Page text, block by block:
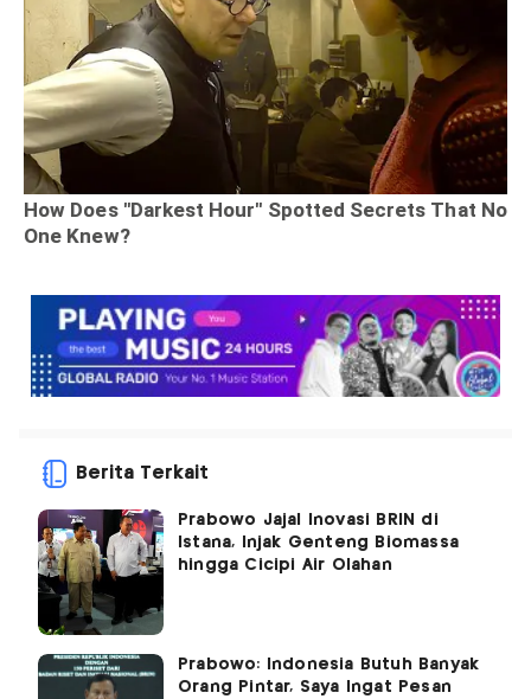
Berita Terkait
Prabowo Jajal Inovasi BRIN di
Istana, Injak Genteng Biomassa
hingga Cicipi Air Olahan
Prabowo: Indonesia Butuh Banyak
Orang Pintar, Saya Ingat Pesan